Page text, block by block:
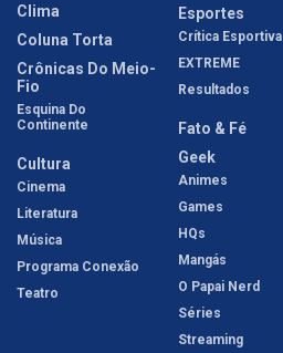
Clima
Coluna Torta
Crônicas Do Meio-
Fio
Esquina Do
Continente
Cultura
Cinema
Literatura
Música
Programa Conexão
Teatro
Esportes
Crítica Esportiva
EXTREME
Resultados
Fato & Fé
Geek
Animes
Games
HQs
Mangás
O Papai Nerd
Séries
Streaming